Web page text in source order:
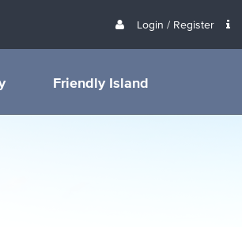
Login / Register
Friendly Island